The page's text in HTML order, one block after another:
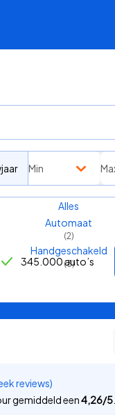
Min
Alles
Automaat
(2)
Handgeschakeld
(3)
345.000 auto’s
reviews)
gemiddeld een4,26/5.